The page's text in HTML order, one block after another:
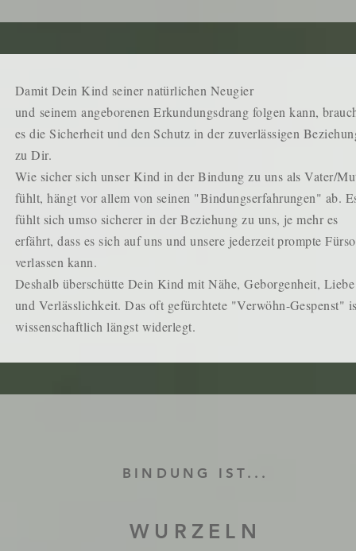
Damit Dein Kind seiner natürlichen Neugier
und seinem angeborenen Erkundungsdrang folgen kann,
es die Sicherheit und den Schutz in der zuverlässigen
zu Dir.
Wie sicher sich unser Kind in der Bindung zu uns als Vater/
fühlt, hängt vor allem von seinen "Bindungserfahrungen" ab.
fühlt sich umso sicherer in der Beziehung zu uns, je mehr es
erfährt, dass es sich auf uns und unsere jederzeit prompte
verlassen kann.
Deshalb überschütte Dein Kind mit Nähe, Geborgenheit, Liebe
und Verlässlichkeit. Das oft gefürchtete "Verwöhn-Gespenst"
wissenschaftlich längst widerlegt.
BINDUNG IST...
WURZELN